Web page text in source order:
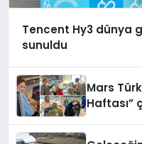
Tencent Hy3 dünya
sunuldu
Mars
Haftası”